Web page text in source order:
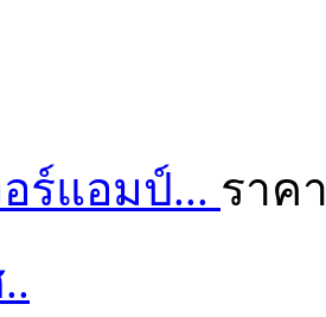
ร์แอมป์... ราค